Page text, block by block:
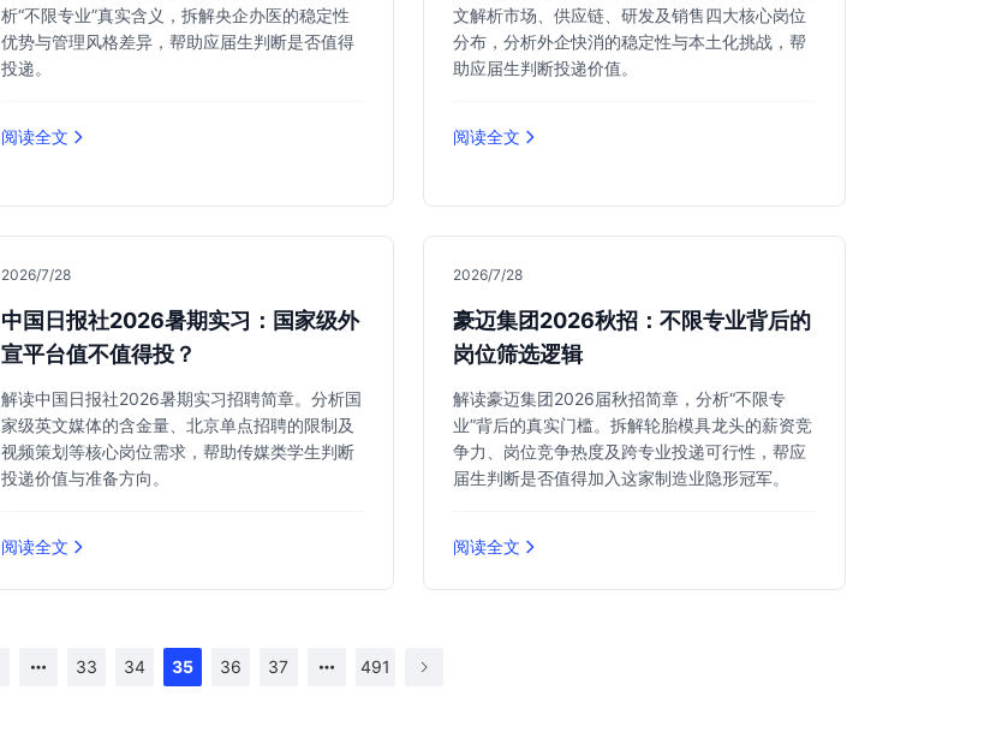
析“不限专业”真实含义，拆解央企办医的稳定性
优势与管理风格差异，帮助应届生判断是否值得
投递。
阅读全文
文解析市场、供应链、研发及销售四大核心岗位
分布，分析外企快消的稳定性与本土化挑战，帮
助应届生判断投递价值。
阅读全文
2026/7/28
中国日报社2026暑期实习：国家级外
宣平台值不值得投？
解读中国日报社2026暑期实习招聘简章。分析国
家级英文媒体的含金量、北京单点招聘的限制及
视频策划等核心岗位需求，帮助传媒类学生判断
投递价值与准备方向。
阅读全文
2026/7/28
豪迈集团2026秋招：不限专业背后的
岗位筛选逻辑
解读豪迈集团2026届秋招简章，分析“不限专
业”背后的真实门槛。拆解轮胎模具龙头的薪资竞
争力、岗位竞争热度及跨专业投递可行性，帮应
届生判断是否值得加入这家制造业隐形冠军。
阅读全文
33 34 35 36 37 491